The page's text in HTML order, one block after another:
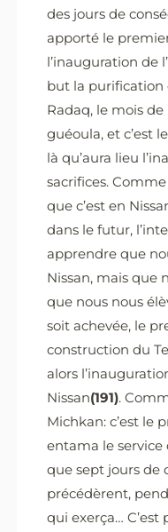
des jours de
apporté le
l’inauguration de
but la purification
Radaq, le mois
guéoula, et c’est
là qu’aura lieu
sacrifices. Comme
que c’est en
dans le futur,
apprendre que
Nissan, mais que
que nous nous
soit achevée, le
construction du
alors
Nissan(191).
Michkan: c’est le
entama le service
que sept jours de
précédèrent,
qui exerça… C’est